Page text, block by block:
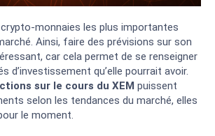
crypto-monnaies les plus importantes
Ainsi, faire des prévisions sur son
car cela permet de se renseigner
d’investissement qu’elle pourrait avoir.
sur le cours du XEM puissent
selon les tendances du marché, elles
le moment.